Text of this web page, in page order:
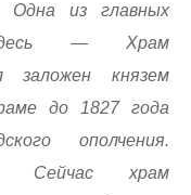
Одна из главных
здесь — Храм
заложен князем
до 1827 года
ополчения.
Сейчас храм